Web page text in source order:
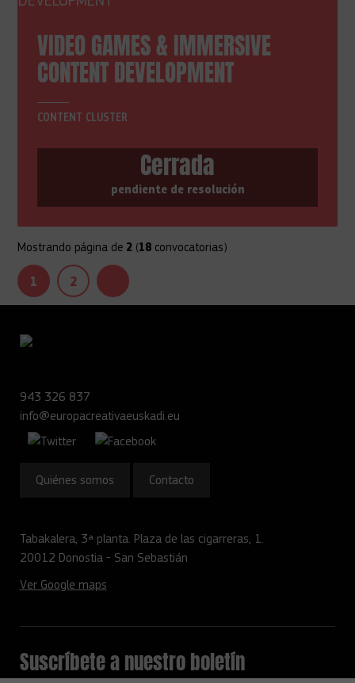
VIDEO GAMES & IMMERSIVE
CONTENT DEVELOPMENT
CONTENT CLUSTER
Cerrada
pendiente de resolución
Mostrando página de 2 (18 convocatorias)
1 (actual)
2 Siguiente
943 326 837
info@europacreativaeuskadi.eu
Quiénes somos Contacto
Tabakalera, 3ª planta. Plaza de las cigarreras, 1.
20012 Donostia - San Sebastián
Ver Google maps
Suscríbete a nuestro boletín